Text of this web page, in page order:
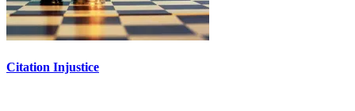
Citation Injustice